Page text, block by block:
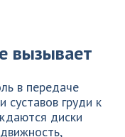
вызывает
в передаче
груди к
диски